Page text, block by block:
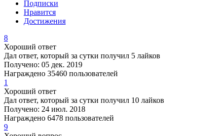
Подписки
Нравится
Достижения
8
Хороший ответ
Дал ответ, который за сутки получил 5 лайков
Получено: 05 дек. 2019
Награждено 35460 пользователей
1
Хороший ответ
Дал ответ, который за сутки получил 10 лайков
Получено: 24 июл. 2018
Награждено 6478 пользователей
9